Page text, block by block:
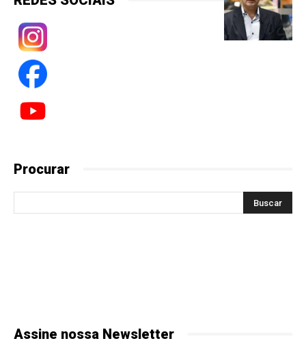
Procurar
Assine nossa Newsletter